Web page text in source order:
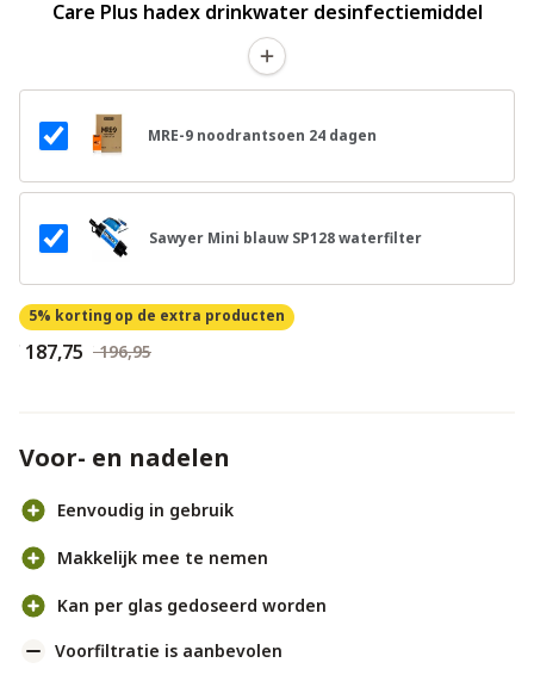
Care Plus hadex drinkwater desinfectiemiddel
MRE-9 noodrantsoen 24 dagen
Sawyer Mini blauw SP128 waterfilter
5% korting op de extra producten
€ 187,75 € 196,95
Voor- en nadelen
Eenvoudig in gebruik
Makkelijk mee te nemen
Kan per glas gedoseerd worden
Voorfiltratie is aanbevolen